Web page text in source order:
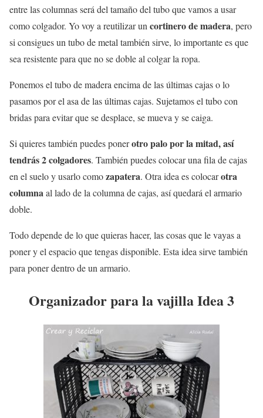
entre las columnas será del tamaño del tubo que vamos a usar
como colgador. Yo voy a reutilizar un cortinero de madera, pero
si consigues un tubo de metal también sirve, lo importante es que
sea resistente para que no se doble al colgar la ropa.
Ponemos el tubo de madera encima de las últimas cajas o lo
pasamos por el asa de las últimas cajas. Sujetamos el tubo con
bridas para evitar que se desplace, se mueva y se caiga.
Si quieres también puedes ponerotro palo por la mitad, así
tendrás 2 colgadores. También puedes colocar una fila de cajas
en el suelo y usarlo comozapatera. Otra idea es colocarotra
columnaal lado de la columna de cajas, así quedará el armario
doble.
Todo depende de lo que quieras hacer, las cosas que le vayas a
poner y el espacio que tengas disponible. Esta idea sirve también
para poner dentro de un armario.
Organizador para la vajilla Idea 3